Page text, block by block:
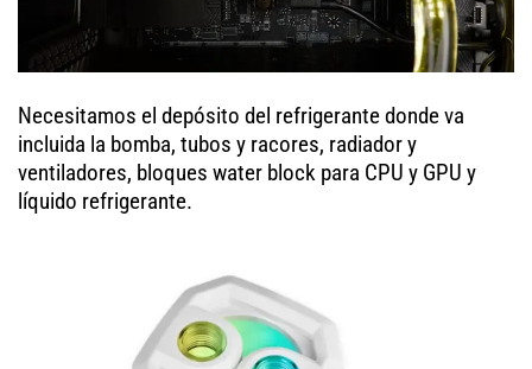
Necesitamos el depósito del refrigerante donde va
incluida la bomba, tubos y racores, radiador y
ventiladores, bloques water block para CPU y GPU y
líquido refrigerante.